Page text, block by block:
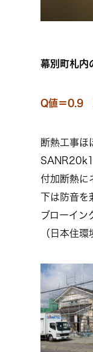
幕別町札内
Q値＝0.9
断熱工事ほ
付加断熱に
下は防音
ブローイ
（日本住環